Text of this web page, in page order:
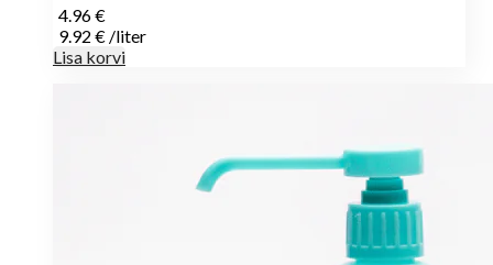
4.96€
9.92 € /liter
Lisa korvi